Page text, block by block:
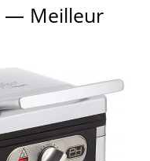
— Meilleur